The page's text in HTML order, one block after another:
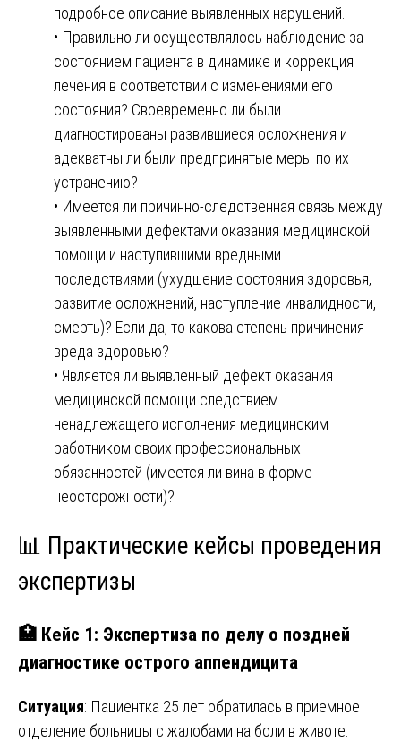
подробное описание выявленных нарушений.
• Правильно ли осуществлялось наблюдение за
состоянием пациента в динамике и коррекция
лечения в соответствии с изменениями его
состояния? Своевременно ли были
диагностированы развившиеся осложнения и
адекватны ли были предпринятые меры по их
устранению?
• Имеется ли причинно-следственная связь между
выявленными дефектами оказания медицинской
помощи и наступившими вредными
последствиями (ухудшение состояния здоровья,
развитие осложнений, наступление инвалидности,
смерть)? Если да, то какова степень причинения
вреда здоровью?
• Является ли выявленный дефект оказания
медицинской помощи следствием
ненадлежащего исполнения медицинским
работником своих профессиональных
обязанностей (имеется ли вина в форме
неосторожности)?
📊 Практические кейсы проведения
экспертизы
🏥 Кейс 1: Экспертиза по делу о поздней
диагностике острого аппендицита
Ситуация: Пациентка 25 лет обратилась в приемное
отделение больницы с жалобами на боли в животе.